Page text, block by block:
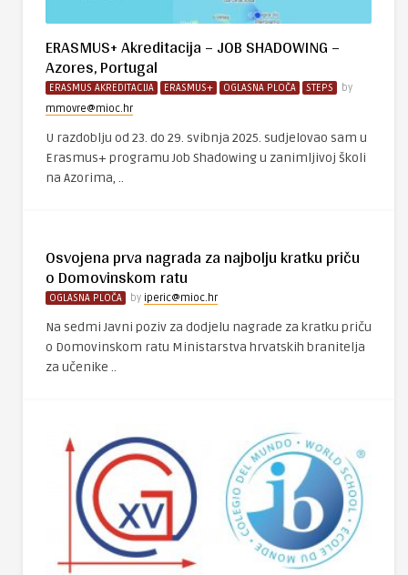
ERASMUS+ Akreditacija – JOB SHADOWING –
Azores, Portugal
ERASMUS AKREDITACIJA ERASMUS+ OGLASNA PLOČA STEPS
by
mmovre@mioc.hr
U razdoblju od 23. do 29. svibnja 2025. sudjelovao sam u
Erasmus+ programu Job Shadowing u zanimljivoj školi
na Azorima, ..
Osvojena prva nagrada za najbolju kratku priču
o Domovinskom ratu
OGLASNA PLOČA by iperic@mioc.hr
Na sedmi Javni poziv za dodjelu nagrade za kratku priču
o Domovinskom ratu Ministarstva hrvatskih branitelja
za učenike ..